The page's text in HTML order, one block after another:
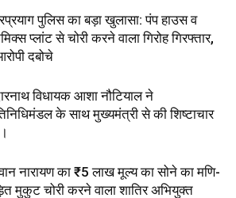
पुलिस का बड़ा खुलासा: पंप हाउस व
प्लांट से चोरी करने वाला गिरोह गिरफ्तार,
दबोचे
विधायक आशा नौटियाल ने
के साथ मुख्यमंत्री से की शिष्टाचार
नारायण का ₹5 लाख मूल्य का सोने का मणि-
मुकुट चोरी करने वाला शातिर अभियुक्त